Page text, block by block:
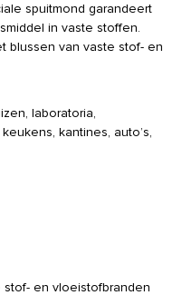
spuitmond garandeert
in vaste stoffen.
blussen van vaste stof- en
laboratoria,
kantines, auto’s,
en vloeistofbranden